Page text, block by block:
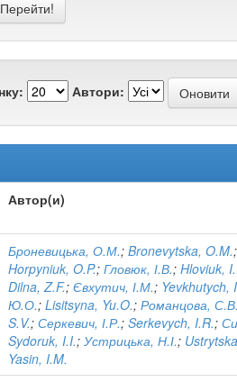
Автори:
Автор(и)
Броневицька, О.М.; Bronevytska, O.M.;
Horpyniuk, O.P.; Гловюк, І.В.; Hloviuk,
Dilna, Z.F.; Євхутич, І.М.; Yevkhutych,
Ю.О.; Lisitsyna, Yu.O.; Романцова, С.В.
S.V.; Серкевич, І.Р.; Serkevych, I.R.;
Sydoruk, I.I.; Устрицька, Н.І.;
Yasin, I.M.